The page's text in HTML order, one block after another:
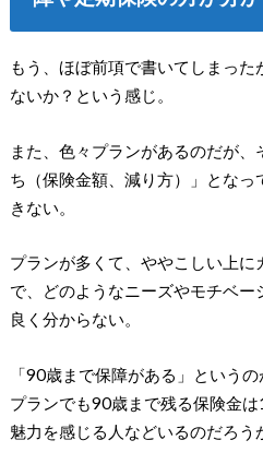
もう、ほぼ前項で書いてしまっ
ないか？という感じ。
また、色々プランがあるのだが
ち（保険金額、減り方）」とな
きない。
プランが多くて、ややこしい上
で、どのようなニーズやモチベ
良く分からない。
「90歳まで保障がある」という
プランでも90歳まで残る保険金
魅力を感じる人などいるのだろう